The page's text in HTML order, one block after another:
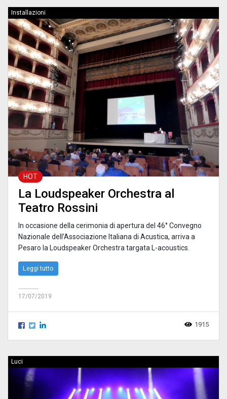
Installazioni
HOT
La Loudspeaker Orchestra al
Teatro Rossini
In occasione della cerimonia di apertura del 46° Convegno
Nazionale dell’Associazione Italiana di Acustica, arriva a
Pesaro la Loudspeaker Orchestra targata L-acoustics.
Leggi tutto
17/07/2019
1915
Luci